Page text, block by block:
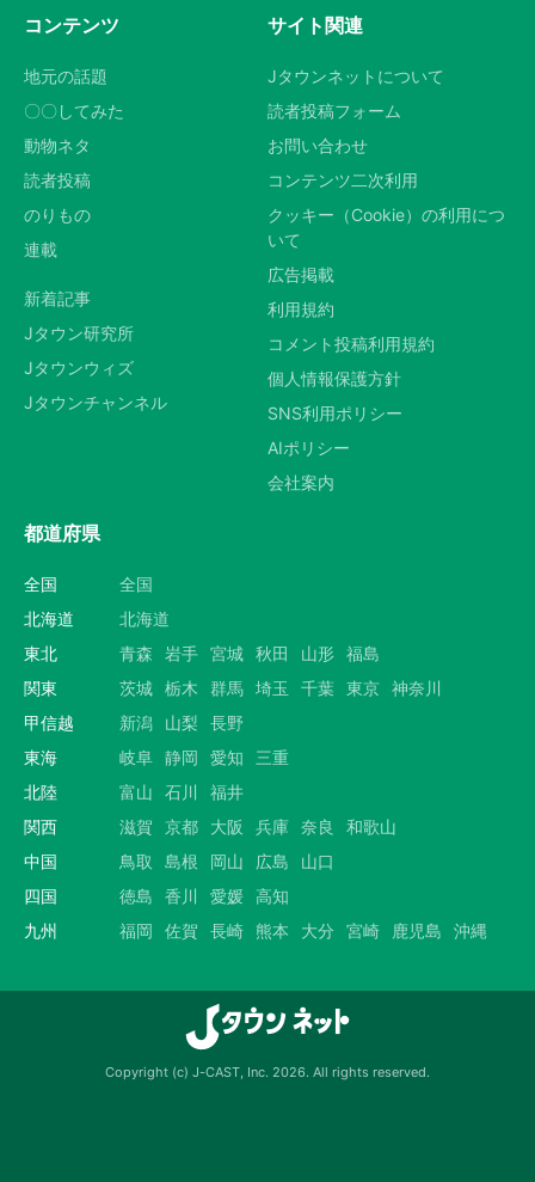
コンテンツ
地元の話題
〇〇してみた
動物ネタ
読者投稿
のりもの
連載
新着記事
Jタウン研究所
Jタウンウィズ
Jタウンチャンネル
サイト関連
Jタウンネットについて
読者投稿フォーム
お問い合わせ
コンテンツ二次利用
クッキー（Cookie）の利用につ
いて
広告掲載
利用規約
コメント投稿利用規約
個人情報保護方針
SNS利用ポリシー
AIポリシー
会社案内
都道府県
全国
全国
北海道
北海道
東北
青森 岩手 宮城 秋田 山形 福島
関東
茨城 栃木 群馬 埼玉 千葉 東京 神奈川
甲信越
新潟 山梨
長野
東海
岐阜 静岡 愛知
三重
北陸
富山 石川
福井
関西
滋賀 京都 大阪 兵庫 奈良
和歌山
中国
鳥取 島根 岡山 広島
山口
四国
徳島 香川 愛媛 高知
九州
福岡 佐賀 長崎 熊本 大分 宮崎 鹿児島 沖縄
Copyright (c) J-CAST, Inc. 2026. All rights reserved.